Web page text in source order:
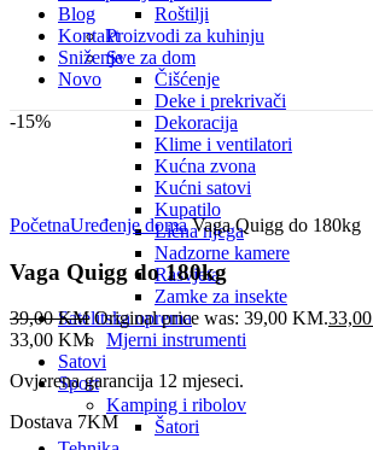
Roštilji
Proizvodi za kuhinju
Sve za dom
Čišćenje
Deke i prekrivači
Dekoracija
Klime i ventilatori
Kućna zvona
Kućni satovi
Kupatilo
Lična njega
Nadzorne kamere
Rasvjeta
Zamke za insekte
Satelitska oprema
Mjerni instrumenti
Satovi
Sport
Kamping i ribolov
Šatori
Blog
Kontakt
Sniženje
Novo
-15%
PočetnaUređenje domaVaga Quigg do 180kg
Vaga Quigg do 180kg
39,00KM Original price was: 39,00 KM.33,00
33,00 KM.
Ovjerena garancija 12 mjeseci.
Dostava 7KM